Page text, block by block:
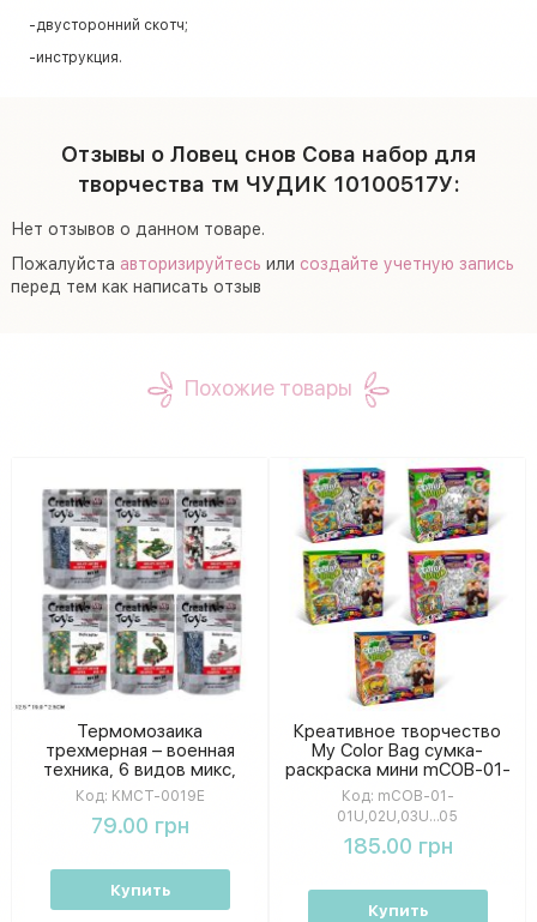
-двусторонний скотч;
-инструкция.
Отзывы о Ловец снов Сова набор для
творчества тм ЧУДИК 10100517У:
Нет отзывов о данном товаре.
Пожалуйста авторизируйтесь или создайте учетную запись
перед тем как написать отзыв
Похожие товары
Термомозаика
трехмерная – военная
техника, 6 видов микс,
пакет 19×12,5×2,5 см
Код: KMCT-0019E
79.00 грн
Купить
Креативное творчество
My Color Bag сумка-
раскраска мини mCOB-01-
01U,02U,03U...05
Код: mCOB-01-
01U,02U,03U...05
185.00 грн
Купить